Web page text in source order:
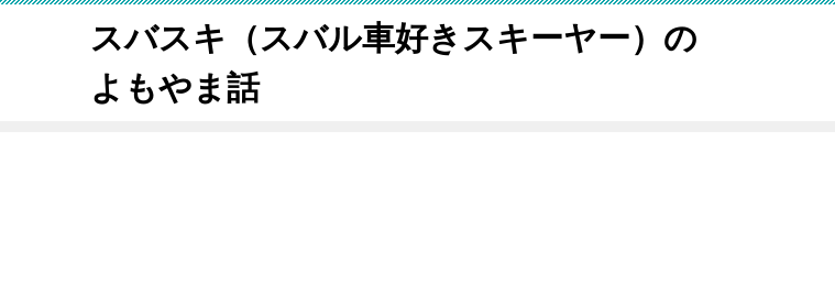
スバスキ（スバル車好きスキーヤー）の
よもやま話